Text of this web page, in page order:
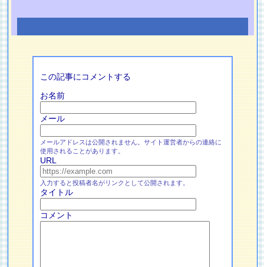
この記事にコメントする
お名前
メール
メールアドレスは公開されません。サイト運営者からの連絡に
使用されることがあります。
URL
入力すると投稿者名がリンクとして公開されます。
タイトル
コメント